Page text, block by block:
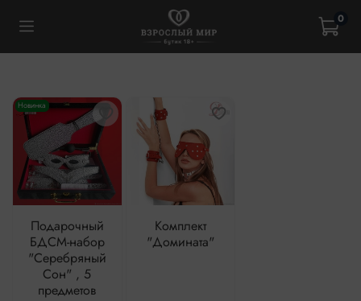
0
Новинка
Подарочный
БДСМ-набор
"Серебряный
Сон" , 5
предметов
Комплект
"Домината"